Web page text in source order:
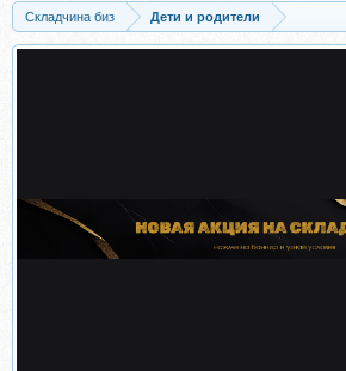
Складчина биз
Дети и родители
Скачать [Развивай разумно] Чем и как кормить